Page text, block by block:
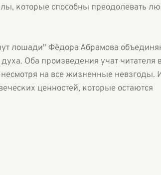
которые способны преодолевать
лошади" Фёдора Абрамова
Оба произведения учат читателя
на все жизненные невзгоды.
ценностей, которые остаются